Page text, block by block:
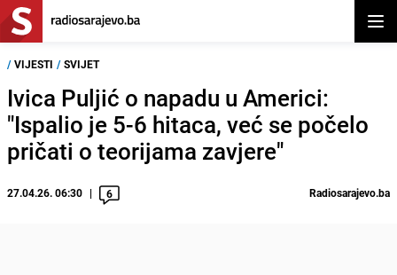
/ VIJESTI / SVIJET
Ivica Puljić o napadu u Americi:
"Ispalio je 5-6 hitaca, već se počelo
pričati o teorijama zavjere"
27.04.26. 06:30 6 Radiosarajevo.ba